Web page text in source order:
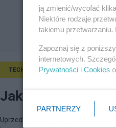
TECHNOLOGIE 27.01.2025, 17:07
Jakub Wiech.
Uprzedzając zamiłowanie bohatera
ją zmienić/wycofać
Niektóre rodzaje
takiemu przetwarzaniu.
Zapoznaj się z
internetowych.
Prywatności i Cookies
PARTNERZY